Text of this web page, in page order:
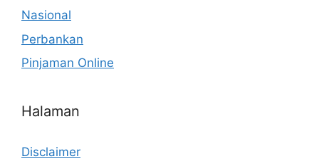
Nasional
Perbankan
Pinjaman Online
Halaman
Disclaimer